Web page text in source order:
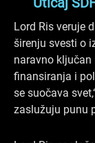
Lord Ris veruje
širenju svesti o
naravno
finansiranja i
se suočava
zaslužuju punu